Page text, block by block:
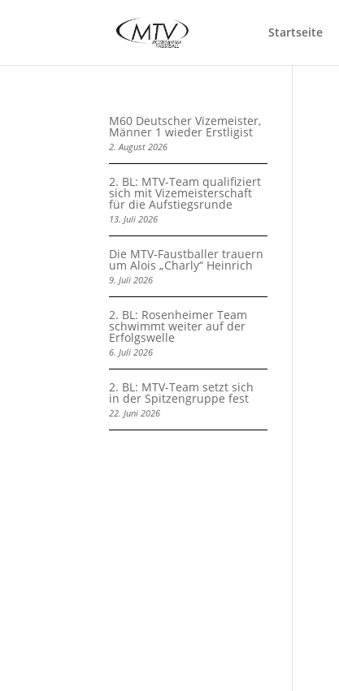
Startseite
M60 Deutscher Vizemeister,
Männer 1 wieder Erstligist
2. August 2026
2. BL: MTV-Team qualifiziert
sich mit Vizemeisterschaft
für die Aufstiegsrunde
13. Juli 2026
Die MTV-Faustballer trauern
um Alois „Charly“ Heinrich
9. Juli 2026
2. BL: Rosenheimer Team
schwimmt weiter auf der
Erfolgswelle
6. Juli 2026
2. BL: MTV-Team setzt sich
in der Spitzengruppe fest
22. Juni 2026